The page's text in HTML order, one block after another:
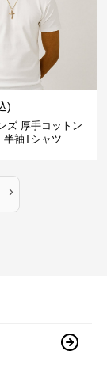
)
ズ 厚手コットン
半袖Tシャツ
›